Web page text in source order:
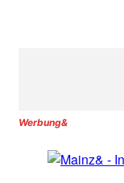
Werbung&